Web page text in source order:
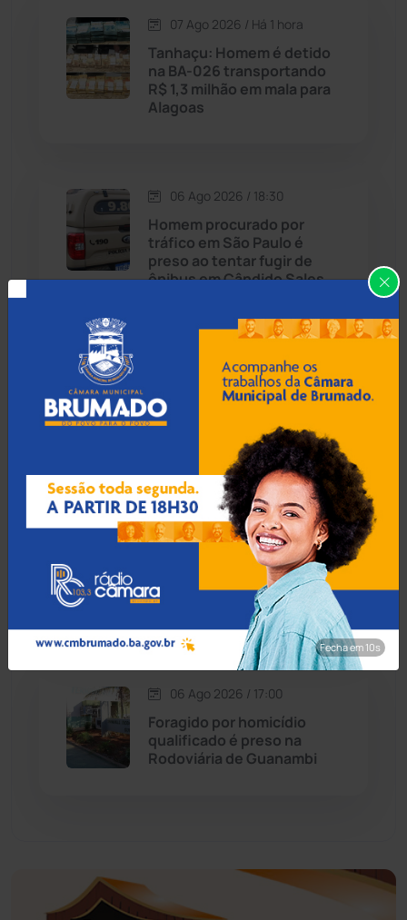
Candiba
Cândido Sales (121)
Caturama
Chapada Diamantina (430)
Condeúba (133)
Contendas do Sincorá (79)
Cordeiros (49)
Dom Basílio (391)
Economia (1235)
Educação (232)
Érico Cardoso (82)
Esportes
Eventos
Guanambi
07 Ago 2026 / Há 1 hora
Tanhaçu: Homem é detido
na BA-026 transportando
R$ 1,3 milhão em mala para
Alagoas
06 Ago 2026 / 18:30
Homem procurado por
tráfico em São Paulo é
preso ao tentar fugir de
ônibus em Cândido Sales
06 Ago 2026 / 18:00
Homem é esfaqueado no
pulso e agredido a
capacetadas na zona rural
de Guanambi
06 Ago 2026 / 17:30
Idoso de 76 anos é preso
por estuprar criança com
deficiência em Jequié
06 Ago 2026 / 17:00
Foragido por homicídio
qualificado é preso na
Rodoviária de Guanambi
Fecha em 9s